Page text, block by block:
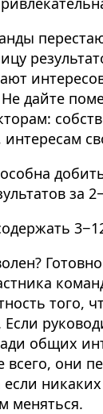
дайте
за
того,
Если
общих
всего, они
если
меняться.